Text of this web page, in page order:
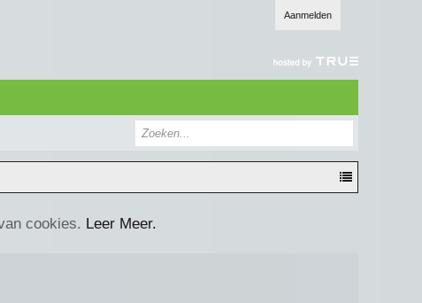
Aanmelden
cookies. Leer Meer.